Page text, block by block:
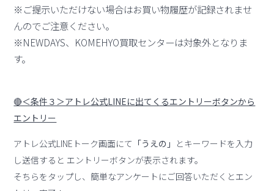
※ご提示いただけない場合はお買い物履歴が記録されませ
んのでご注意ください。
※NEWDAYS、KOMEHYO買取センターは対象外となりま
す。
🔴＜条件３＞アトレ公式LINEに出てくるエントリーボタンから
エントリー
アトレ公式LINEトーク画面にて 「うえの」 とキーワードを入力
し送信すると エントリーボタンが表示されます。
そちらをタップし、簡単なアンケートにご回答いただくとエン